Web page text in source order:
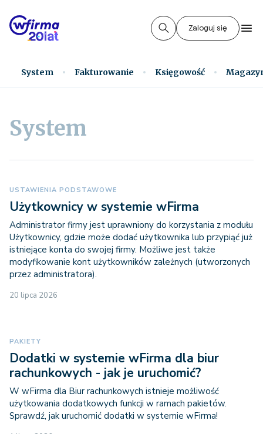
Zaloguj się
System Fakturowanie Księgowość
System
USTAWIENIA PODSTAWOWE
Użytkownicy w systemie wFirma
Administrator firmy jest uprawniony do korzystania z modułu
Użytkownicy, gdzie może dodać użytkownika lub przypiąć już
istniejące konta do swojej firmy. Możliwe jest także
modyfikowanie kont użytkowników zależnych (utworzonych
przez administratora).
20 lipca 2026
PAKIETY
Dodatki w systemie wFirma dla biur
rachunkowych - jak je uruchomić?
W wFirma dla Biur rachunkowych istnieje możliwość
użytkowania dodatkowych funkcji w ramach pakietów.
Sprawdź, jak uruchomić dodatki w systemie wFirma!